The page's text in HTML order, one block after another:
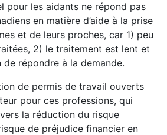
pour les aidants ne répond pas
en matière d’aide à la prise
et de leurs proches, car 1) peu
2) le traitement est lent et
répondre à la demande.
de permis de travail ouverts
pour ces professions, qui
la réduction du risque
de préjudice financier en